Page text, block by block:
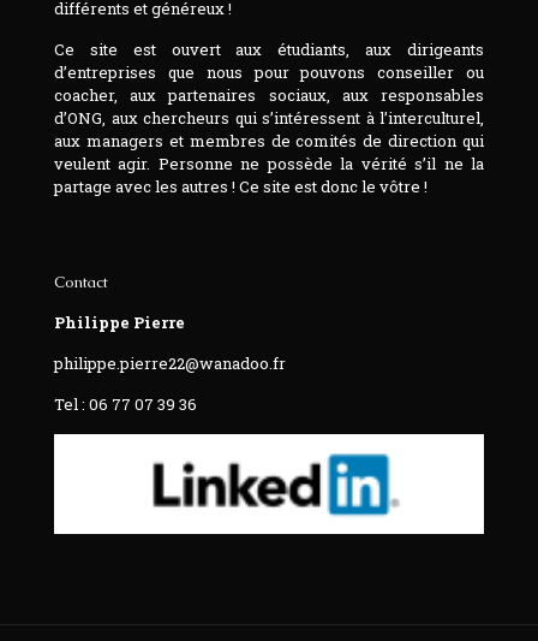
différents et généreux !
Ce site est ouvert aux étudiants, aux dirigeants
d’entreprises que nous pour pouvons conseiller ou
coacher, aux partenaires sociaux, aux responsables
d’ONG, aux chercheurs qui s’intéressent à l’interculturel,
aux managers et membres de comités de direction qui
veulent agir. Personne ne possède la vérité s’il ne la
partage avec les autres ! Ce site est donc le vôtre !
Contact
Philippe Pierre
philippe.pierre22@wanadoo.fr
Tel : 06 77 07 39 36‬